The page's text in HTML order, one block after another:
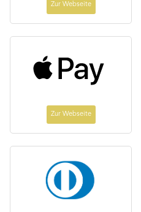
Zur Webseite
Zur Webseite